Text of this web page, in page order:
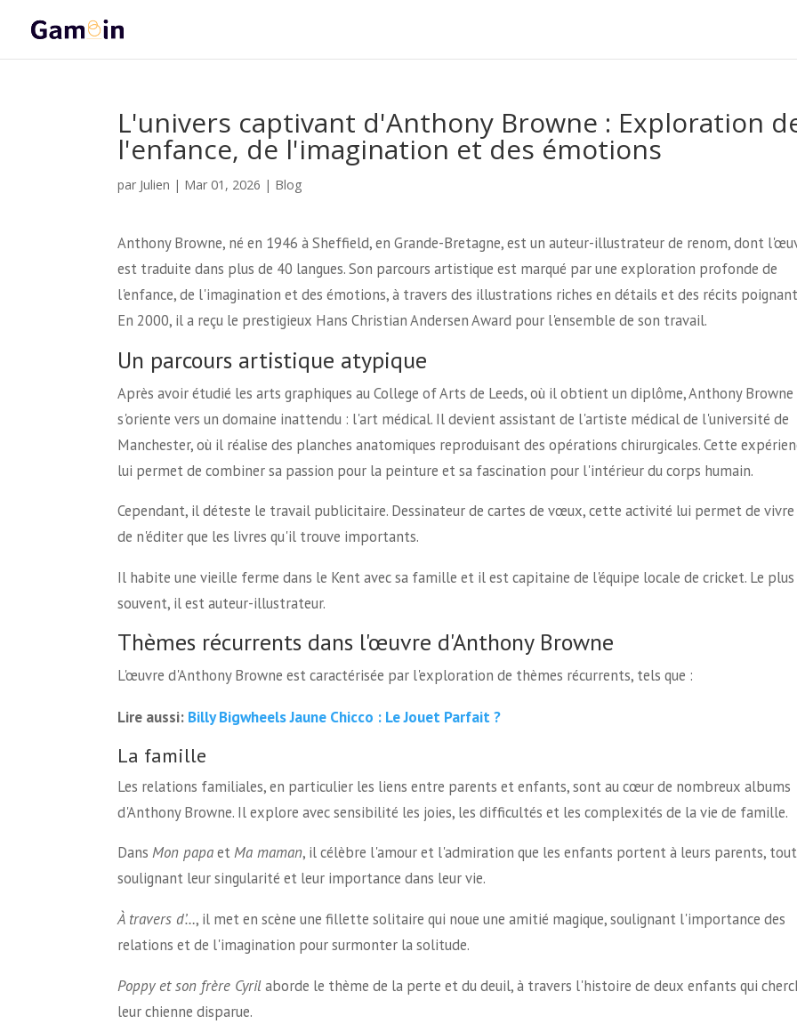
L'univers captivant d'Anthony Browne : Exploration
l'enfance, de l'imagination et des émotions
par Julien | Mar 01, 2026 | Blog
Anthony Browne, né en 1946 à Sheffield, en Grande-Bretagne, est un auteur-illustrateur de renom, dont
est traduite dans plus de 40 langues. Son parcours artistique est marqué par une exploration profonde de
l'enfance, de l'imagination et des émotions, à travers des illustrations riches en détails et des récits
En 2000, il a reçu le prestigieux Hans Christian Andersen Award pour l'ensemble de son travail.
Un parcours artistique atypique
Après avoir étudié les arts graphiques au College of Arts de Leeds, où il obtient un diplôme, Anthony Browne
s'oriente vers un domaine inattendu : l'art médical. Il devient assistant de l'artiste médical de l'université de
Manchester, où il réalise des planches anatomiques reproduisant des opérations chirurgicales. Cette
lui permet de combiner sa passion pour la peinture et sa fascination pour l'intérieur du corps humain.
Cependant, il déteste le travail publicitaire. Dessinateur de cartes de vœux, cette activité lui permet de
de n'éditer que les livres qu'il trouve importants.
Il habite une vieille ferme dans le Kent avec sa famille et il est capitaine de l'équipe locale de cricket. Le plus
souvent, il est auteur-illustrateur.
Thèmes récurrents dans l'œuvre d'Anthony Browne
L'œuvre d'Anthony Browne est caractérisée par l'exploration de thèmes récurrents, tels que :
Lire aussi: Billy Bigwheels Jaune Chicco : Le Jouet Parfait ?
La famille
Les relations familiales, en particulier les liens entre parents et enfants, sont au cœur de nombreux albums
d'Anthony Browne. Il explore avec sensibilité les joies, les difficultés et les complexités de la vie de famille.
Dans Mon papaetMa maman, il célèbre l'amour et l'admiration que les enfants portent à leurs parents,
soulignant leur singularité et leur importance dans leur vie.
À travers d’…, il met en scène une fillette solitaire qui noue une amitié magique, soulignant l'importance des
relations et de l'imagination pour surmonter la solitude.
Poppy et son frère Cyrilaborde le thème de la perte et du deuil, à travers l'histoire de deux enfants qui
leur chienne disparue.